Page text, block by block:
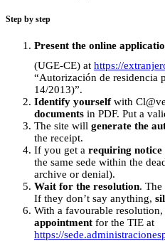
Step by step
Present the online
(UGE‑CE) at https://
“Autorización de residencia
14/2013)”.
Identify yourselfwith
documents in PDF. Put a
The site will generate the
the receipt.
If you get a requiring
the same sede within the
archive or denial).
Wait for the resolution. The
If they don’t say anything,
With a favourable resolution,
appointment for the TIE at
https://